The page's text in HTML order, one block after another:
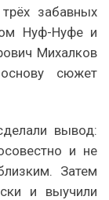
забавных
Нуф-Нуфе и
Михалков
сюжет
вывод:
и не
Затем
и выучили